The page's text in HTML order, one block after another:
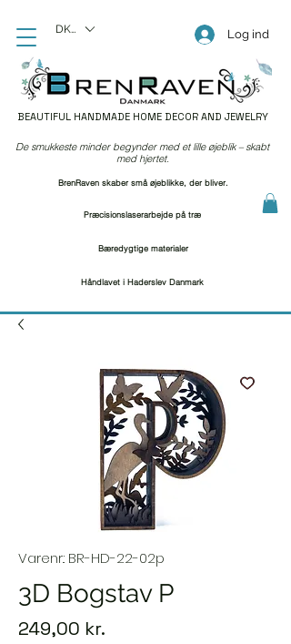
BEAUTIFUL HANDMADE HOME DECOR AND JEWELRY
Log ind
DKK (kr)
Præcisionslaserarbejde på træ
Bæredygtige materialer
Håndlavet i Haderslev Danmark
De smukkeste minder begynder med et lille øjeblik – skabt
med hjertet.
BrenRaven skaber små øjeblikke, der bliver.
Varenr.: BR-HD-22-02p
3D Bogstav P
249,00 kr.